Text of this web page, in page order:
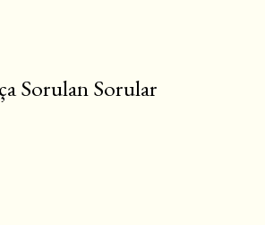
Sorulan Sorular